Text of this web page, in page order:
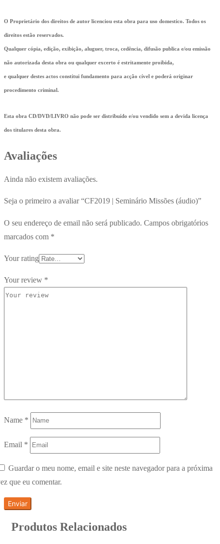
O Proprietário dos direitos de autor licenciou esta obra para uso domestico. Todos os
direitos estão reservados.
Qualquer cópia, edição, exibição, aluguer, troca, cedência, difusão publica e/ou emissão
não autorizada desta obra ou qualquer excerto é estritamente proibida,
e qualquer destes actos constitui fundamento para acção cível e poderá originar
procedimento criminal.
Esta obra CD/DVD/LIVRO não pode ser distribuído e/ou vendido sem a devida licença
dos titulares desta obra.
Avaliações
Ainda não existem avaliações.
Seja o primeiro a avaliar “CF2019 | Seminário Missões (áudio)”
O seu endereço de email não será publicado. Campos obrigatórios
marcados com *
Your rating
Your review *
Name *
Email *
Guardar o meu nome, email e site neste navegador para a próxima
que eu comentar.
Produtos Relacionados